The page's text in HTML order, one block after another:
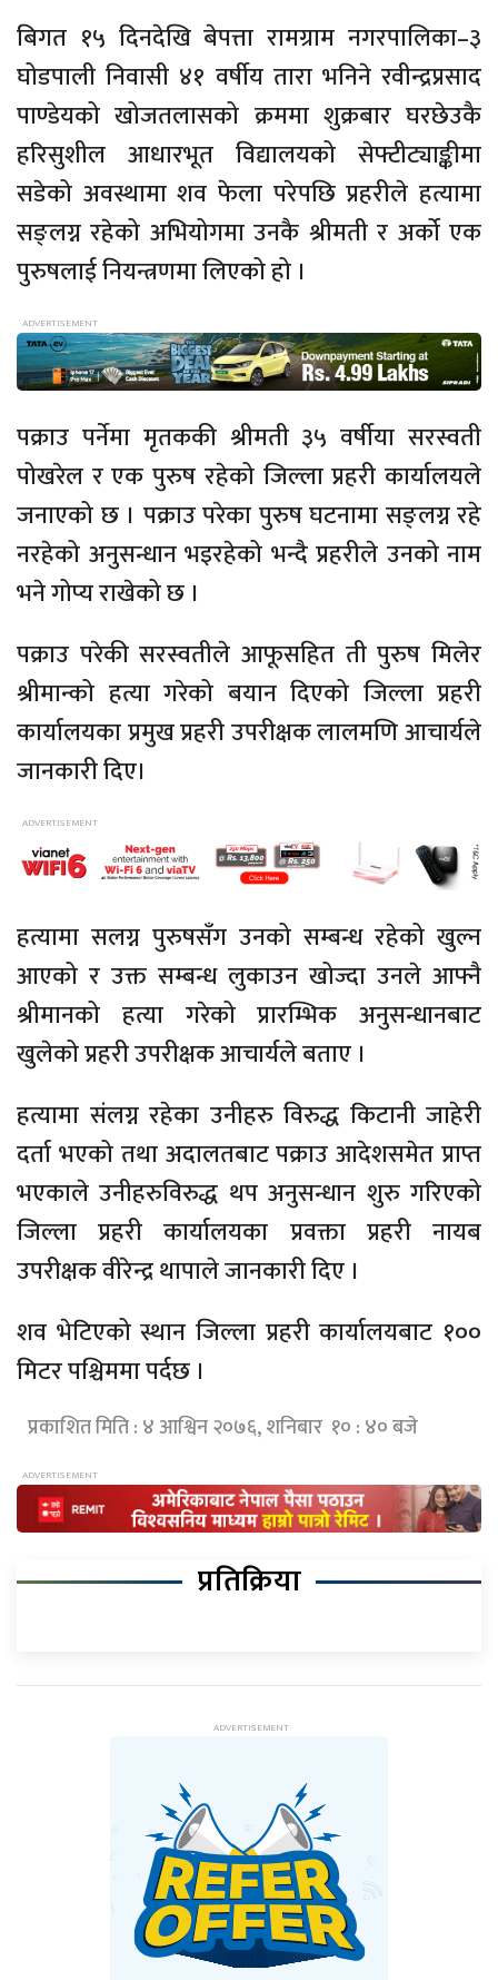
बिगत १५ दिनदेखि बेपत्ता रामग्राम नगरपालिका–३
घोडपाली निवासी ४१ वर्षीय तारा भनिने रवीन्द्रप्रसाद
पाण्डेयको खोजतलासको क्रममा शुक्रबार घरछेउकै
हरिसुशील आधारभूत विद्यालयको सेफ्टीट्याङ्कीमा
सडेको अवस्थामा शव फेला परेपछि प्रहरीले हत्यामा
सङ्लग्न रहेको अभियोगमा उनकै श्रीमती र अर्को एक
पुरुषलाई नियन्त्रणमा लिएको हो ।
पक्राउ पर्नेमा मृतककी श्रीमती ३५ वर्षीया सरस्वती
पोखरेल र एक पुरुष रहेको जिल्ला प्रहरी कार्यालयले
जनाएको छ । पक्राउ परेका पुरुष घटनामा सङ्लग्न रहे
नरहेको अनुसन्धान भइरहेको भन्दै प्रहरीले उनको नाम
भने गोप्य राखेको छ ।
पक्राउ परेकी सरस्वतीले आफूसहित ती पुरुष मिलेर
श्रीमान्को हत्या गरेको बयान दिएको जिल्ला प्रहरी
कार्यालयका प्रमुख प्रहरी उपरीक्षक लालमणि आचार्यले
जानकारी दिए।
हत्यामा सलग्न पुरुषसँग उनको सम्बन्ध रहेको खुल्न
आएको र उक्त सम्बन्ध लुकाउन खोज्दा उनले आफ्नै
श्रीमानको हत्या गरेको प्रारम्भिक अनुसन्धानबाट
खुलेको प्रहरी उपरीक्षक आचार्यले बताए ।
हत्यामा संलग्न रहेका उनीहरु विरुद्ध किटानी जाहेरी
दर्ता भएको तथा अदालतबाट पक्राउ आदेशसमेत प्राप्त
भएकाले उनीहरुविरुद्ध थप अनुसन्धान शुरु गरिएको
जिल्ला प्रहरी कार्यालयका प्रवक्ता प्रहरी नायब
उपरीक्षक वीरेन्द्र थापाले जानकारी दिए ।
शव भेटिएको स्थान जिल्ला प्रहरी कार्यालयबाट १००
मिटर पश्चिममा पर्दछ ।
प्रकाशित मिति : ४ आश्विन २०७६, शनिबार १० : ४० बजे
प्रतिक्रिया